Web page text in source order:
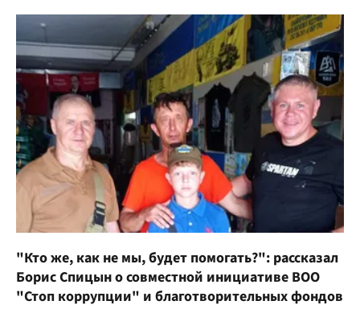
"Кто же, как не мы, будет помогать?": рассказал
Борис Спицын о совместной инициативе ВОО
"Стоп коррупции" и благотворительных фондов